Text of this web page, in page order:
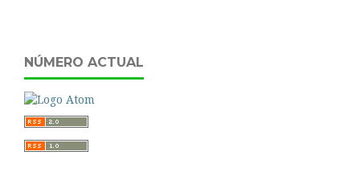
NÚMERO ACTUAL